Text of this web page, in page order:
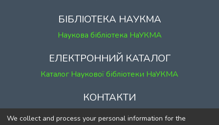
БІБЛІОТЕКА НАУКМА
Наукова бібліотека НаУКМА
ЕЛЕКТРОННИЙ КАТАЛОГ
Каталог Наукової бібліотеки НаУКМА
КОНТАКТИ
м. Київ, вул. Григорія Сковороди, 2
We collect and process your personal information for the